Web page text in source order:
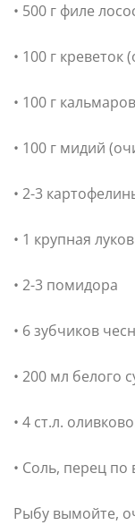
• 500 г филе
• 100 г
• 100 г кальмаров
• 100 г мидий
• 2-3
• 1 крупная
• 2-3 помидора
• 6 зубчиков
• 200 мл белого
• 4 ст.л.
• Соль, перец по
Рыбу вымойте,